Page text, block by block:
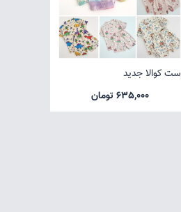
ست کوالا جدید
635,000 تومان